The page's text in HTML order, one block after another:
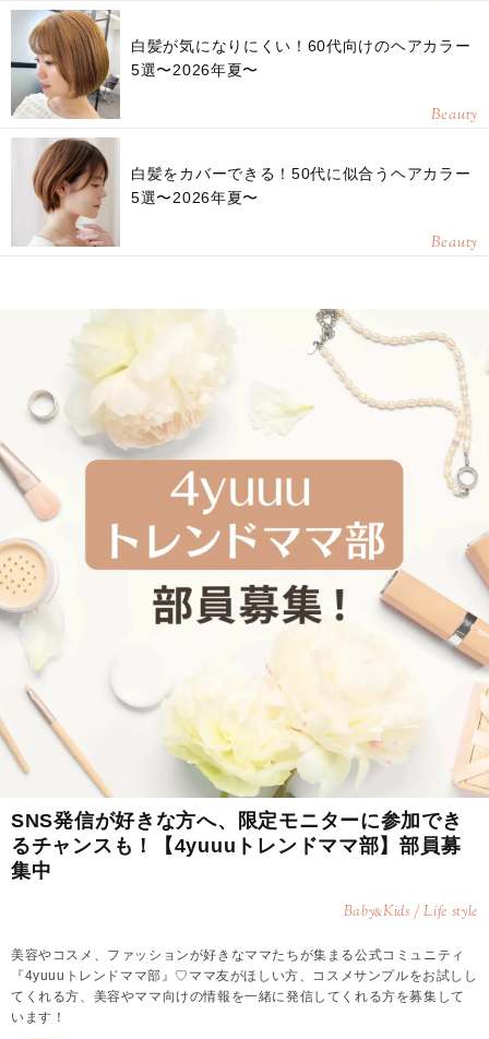
白髪が気になりにくい！60代向けのヘアカラー
5選〜2026年夏〜
Beauty
白髪をカバーできる！50代に似合うヘアカラー
5選〜2026年夏〜
Beauty
SNS発信が好きな方へ、限定モニターに参加でき
るチャンスも！【4yuuuトレンドママ部】部員募
集中
Baby&Kids / Life style
美容やコスメ、ファッションが好きなママたちが集まる公式コミュニティ
『4yuuuトレンドママ部』♡ママ友がほしい方、コスメサンプルをお試しし
てくれる方、美容やママ向けの情報を一緒に発信してくれる方を募集して
います！